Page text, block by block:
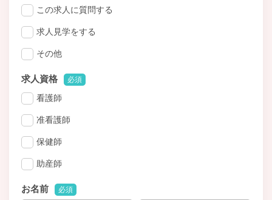
この求人に質問する
求人見学をする
その他
求人資格 必須
看護師
准看護師
保健師
助産師
お名前 必須